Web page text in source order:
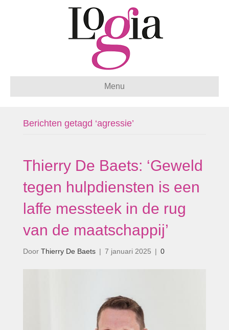
Menu
Berichten getagd ‘agressie’
Thierry De Baets: ‘Geweld
tegen hulpdiensten is een
laffe messteek in de rug
van de maatschappij’
Door Thierry De Baets | 7 januari 2025 | 0